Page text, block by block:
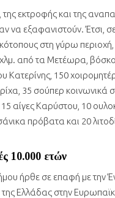
της εκτροφής και της
να εξαφανιστούν. Έτσι,
στη γύρω
από τα Μετέωρα,
Κατερίνης, 150
35 σούπερ
αίγες Καρύστου, 10
πρόβατα και 20
10.000 ετών
ήρθε σε επαφή με την
της Ελλάδας στην